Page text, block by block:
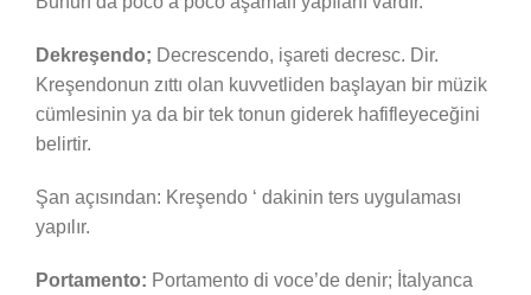
Dekreşendo; Decrescendo, işareti decresc. Dir.
Kreşendonun zıttı olan kuvvetliden başlayan bir müzik
cümlesinin ya da bir tek tonun giderek hafifleyeceğini
belirtir.
Şan açısından: Kreşendo ‘ dakinin ters uygulaması
yapılır.
Portamento: Portamento di voce’de denir; İtalyanca